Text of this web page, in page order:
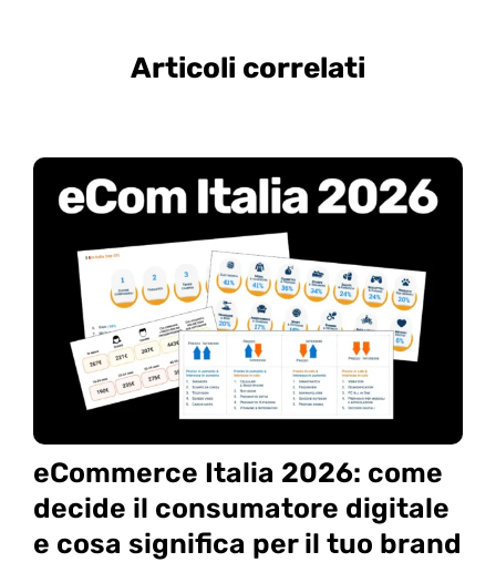
Articoli correlati
eCommerce Italia 2026: come
decide il consumatore digitale
e cosa significa per il tuo brand